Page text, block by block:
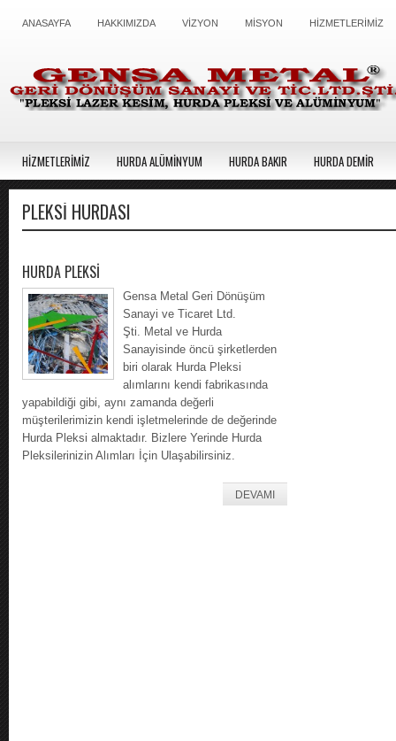
ANASAYFA HAKKIMIZDA VİZYON MİSYON HİZMETLERİMİZ
HİZMETLERİMİZ HURDA ALÜMİNYUM HURDA BAKIR HURDA DEMİR
PLEKSI HURDASI
HURDA PLEKSİ
Gensa Metal Geri Dönüşüm
Sanayi ve Ticaret Ltd.
Şti. Metal ve Hurda
Sanayisinde öncü şirketlerden
biri olarak Hurda Pleksi
alımlarını kendi fabrikasında
yapabildiği gibi, aynı zamanda değerli
müşterilerimizin kendi işletmelerinde de değerinde
Hurda Pleksi almaktadır. Bizlere Yerinde Hurda
Pleksilerinizin Alımları İçin Ulaşabilirsiniz.
DEVAMI